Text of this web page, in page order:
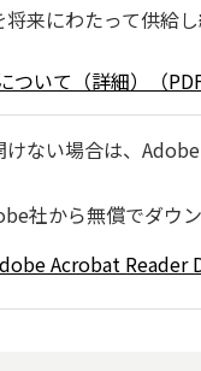
来にわたって供給
いて（詳細）（
けない場合は、
社から無償でダウン
Acrobat Reader